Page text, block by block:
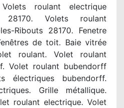
roulant electrique
28170. Volets roulant
Ribouts 28170. Fenetre
de toit. Baie vitrée
roulant. Volet roulant
Volet roulant bubendorff
électriques bubendorff.
Grille métallique.
roulant electrique. Volet